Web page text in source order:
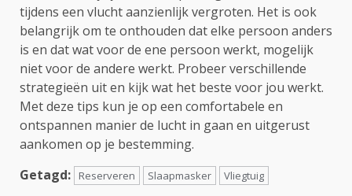
tijdens een vlucht aanzienlijk vergroten. Het is ook
belangrijk om te onthouden dat elke persoon anders
is en dat wat voor de ene persoon werkt, mogelijk
niet voor de andere werkt. Probeer verschillende
strategieën uit en kijk wat het beste voor jou werkt.
Met deze tips kun je op een comfortabele en
ontspannen manier de lucht in gaan en uitgerust
aankomen op je bestemming.
Getagd:
Reserveren Slaapmasker Vliegtuig